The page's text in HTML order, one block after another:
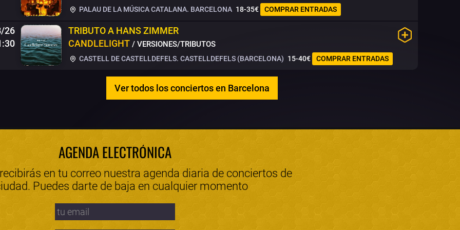
PALAU DE LA MÚSICA CATALANA. BARCELONA 18-35€ COMPRAR ENTRADAS
26
TRIBUTO A HANS ZIMMER
CANDLELIGHT / VERSIONES/TRIBUTOS
CASTELL DE CASTELLDEFELS. CASTELLDEFELS (BARCELONA) 15-40€ COMPRAR ENTRADAS
Ver todos los conciertos en Barcelona
AGENDA ELECTRÓNICA
en tu correo nuestra agenda diaria de conciertos de
Puedes darte de baja en cualquier momento